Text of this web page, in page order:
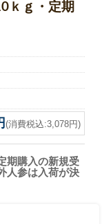
ｋｇ・定期
(消費税込:3,078円)
期購入の新規受
人参は入荷が決